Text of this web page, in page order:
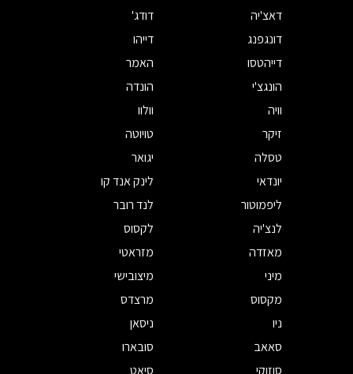
דאצ'יה
דודג'
דונגפנג
דייהו
דייהטסו
האמר
הונגצ'י
הונדה
וויה
וולוו
זיקר
טויוטה
טסלה
יגואר
יונדאי
לינק אנד קו
ליפמוטור
לנד רובר
לנצ'יה
לקסוס
מאזדה
מזראטי
מיני
מיצובישי
מקסוס
מרצדס
ניו
ניסאן
סאאב
סובארו
סוזוקי
סיאט